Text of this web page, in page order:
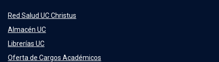
Red Salud UC Christus
Almacén UC
Librerías UC
Oferta de Cargos Académicos